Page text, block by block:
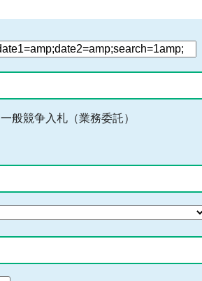
一般競争入札（業務委託）